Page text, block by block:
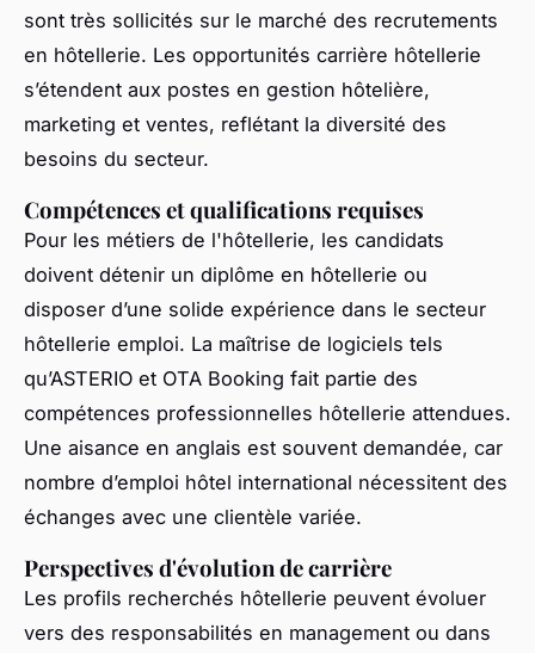
sont très sollicités sur le marché des recrutements
en hôtellerie. Les opportunités carrière hôtellerie
s’étendent aux postes en gestion hôtelière,
marketing et ventes, reflétant la diversité des
besoins du secteur.
Compétences et qualifications requises
Pour les métiers de l'hôtellerie, les candidats
doivent détenir un diplôme en hôtellerie ou
disposer d’une solide expérience dans le secteur
hôtellerie emploi. La maîtrise de logiciels tels
qu’ASTERIO et OTA Booking fait partie des
compétences professionnelles hôtellerie attendues.
Une aisance en anglais est souvent demandée, car
nombre d’emploi hôtel international nécessitent des
échanges avec une clientèle variée.
Perspectives d'évolution de carrière
Les profils recherchés hôtellerie peuvent évoluer
vers des responsabilités en management ou dans